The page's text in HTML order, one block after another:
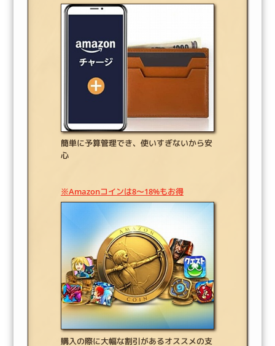
簡単に予算管理でき、使いすぎないから安
心
※Amazonコインは8～18%もお得
購入の際に大幅な割引があるオススメの支